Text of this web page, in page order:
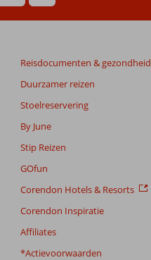
Reisdocumenten & gezondheid
Duurzamer reizen
Stoelreservering
By June
Stip Reizen
GOfun
Corendon Hotels & Resorts
Corendon Inspiratie
Affiliates
*Actievoorwaarden